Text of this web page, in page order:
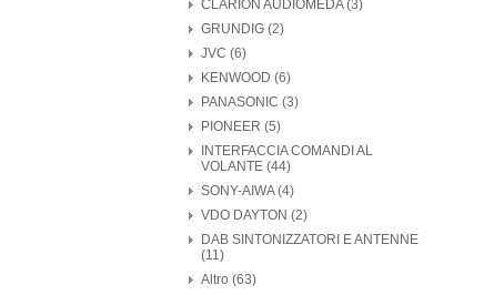
CLARION AUDIOMEDA (3)
GRUNDIG (2)
JVC (6)
KENWOOD (6)
PANASONIC (3)
PIONEER (5)
INTERFACCIA COMANDI AL
VOLANTE (44)
SONY-AIWA (4)
VDO DAYTON (2)
DAB SINTONIZZATORI E ANTENNE
(11)
Altro (63)